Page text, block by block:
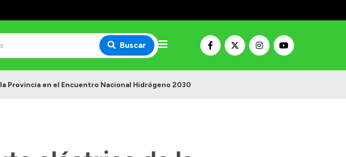
Buscar
Provincia en el Encuentro Nacional Hidrógeno 2030